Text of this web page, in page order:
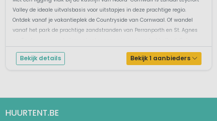
Valley de ideale uitvalsbasis voor uitstapjes in deze prachtige regio.
Ontdek vanaf je vakantieplek de Countryside van Cornwaal. Of wandel
vanaf het park de prachtige zandstranden van Perranporth en St. Agnes
Bekijk details Bekijk 1 aanbieders
HUURTENT.BE